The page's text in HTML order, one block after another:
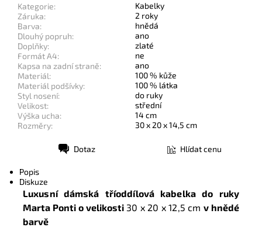
Kategorie:
Kabelky
Záruka:
2 roky
Barva:
hnědá
Dlouhý popruh:
ano
Doplňky:
zlaté
Formát A4:
ne
Kapsa na zadní straně:
ano
Materiál:
100 % kůže
Materiál podšívky:
100 % látka
Styl nosení:
do ruky
Velikost:
střední
Výška ucha:
14 cm
Rozměry:
30 x 20 x 14,5 cm
Dotaz Hlídat cenu
Popis
Diskuze
Luxusní dámská tříoddílová kabelka do ruky
Marta Ponti o velikosti 30 x 20 x 12,5 cm v hnědé
barvě